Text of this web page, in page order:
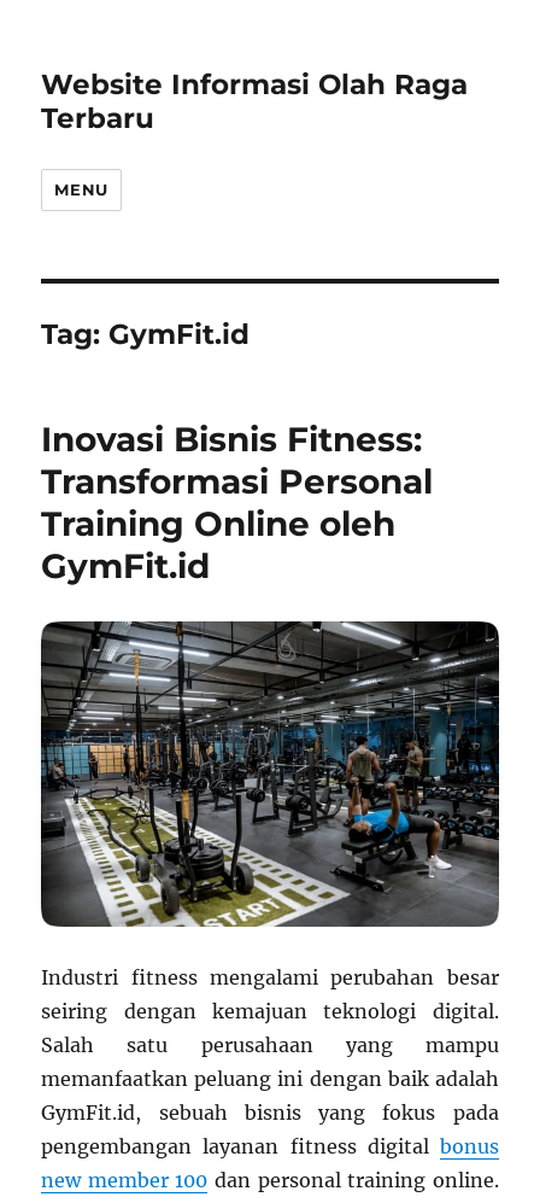
Website Informasi Olah Raga
Terbaru
MENU
Tag: GymFit.id
Inovasi Bisnis Fitness:
Transformasi Personal
Training Online oleh
GymFit.id
Industri fitness mengalami perubahan besar
seiring dengan kemajuan teknologi digital.
Salah satu perusahaan yang mampu
memanfaatkan peluang ini dengan baik adalah
GymFit.id, sebuah bisnis yang fokus pada
pengembangan layanan fitness digital bonus
new member 100 dan personal training online.